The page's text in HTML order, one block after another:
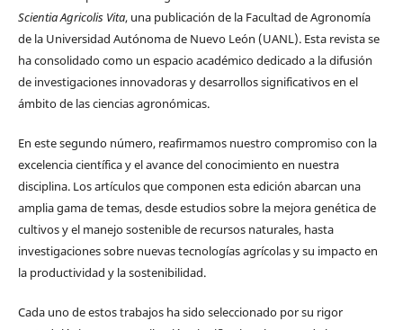
Scientia Agricolis Vita, una publicación de la Facultad de Agronomía
de la Universidad Autónoma de Nuevo León (UANL). Esta revista se
ha consolidado como un espacio académico dedicado a la difusión
de investigaciones innovadoras y desarrollos significativos en el
ámbito de las ciencias agronómicas.
En este segundo número, reafirmamos nuestro compromiso con la
excelencia científica y el avance del conocimiento en nuestra
disciplina. Los artículos que componen esta edición abarcan una
amplia gama de temas, desde estudios sobre la mejora genética de
cultivos y el manejo sostenible de recursos naturales, hasta
investigaciones sobre nuevas tecnologías agrícolas y su impacto en
la productividad y la sostenibilidad.
Cada uno de estos trabajos ha sido seleccionado por su rigor